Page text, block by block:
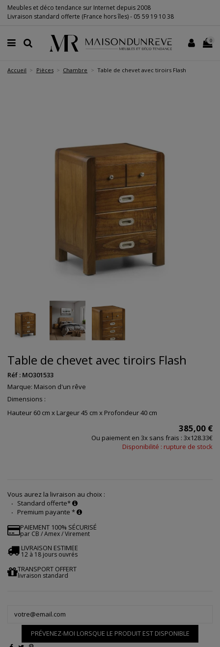
Meubles et déco tendance sur Internet depuis 2008
Livraison standard offerte (France hors îles) - 05 59 19 10 38
0
Accueil Pièces Chambre Table de chevet avec tiroirs Flash
Table de chevet avec tiroirs Flash
Réf : MO301533
Marque: Maison d'un rêve
Dimensions :
Hauteur 60 cm x Largeur 45 cm x Profondeur 40 cm
385,00 €
Ou paiement en 3x sans frais : 3x128.33€
Disponibilité : rupture de stock
Vous aurez la livraison au choix :
Standard offerte*
Premium payante *
PAIEMENT 100% SÉCURISÉ
par CB / Amex / Virement
LIVRAISON ESTIMEE
12 à 18 jours ouvrés
TRANSPORT OFFERT
livraison standard
PRÉVENEZ-MOI LORSQUE LE PRODUIT EST DISPONIBLE